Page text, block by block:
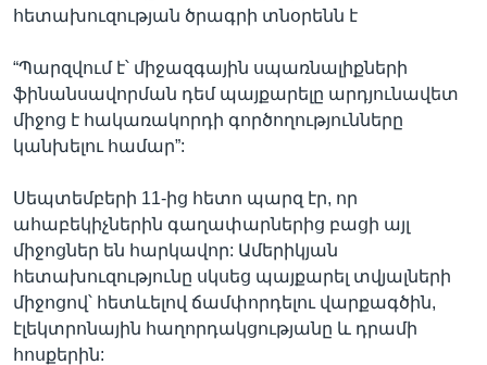
հետախուզության ծրագրի տնօրենն է
“Պարզվում է՝ միջազգային սպառնալիքների
ֆինանսավորման դեմ պայքարելը արդյունավետ
միջոց է հակառակորդի գործողությունները
կանխելու համար”:
Սեպտեմբերի 11-ից հետո պարզ էր, որ
ահաբեկիչներին գաղափարներից բացի այլ
միջոցներ են հարկավոր: Ամերիկյան
հետախուզությունը սկսեց պայքարել տվյալների
միջոցով՝ հետևելով ճամփորդելու վարքագծին,
էլեկտրոնային հաղորդակցությանը և դրամի
հոսքերին: